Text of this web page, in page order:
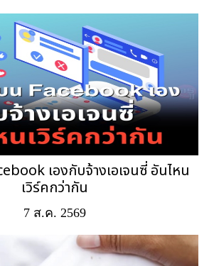
เองกับจ้างเอเจนซี่ อันไหน
เวิร์คกว่ากัน
7 ส.ค. 2569